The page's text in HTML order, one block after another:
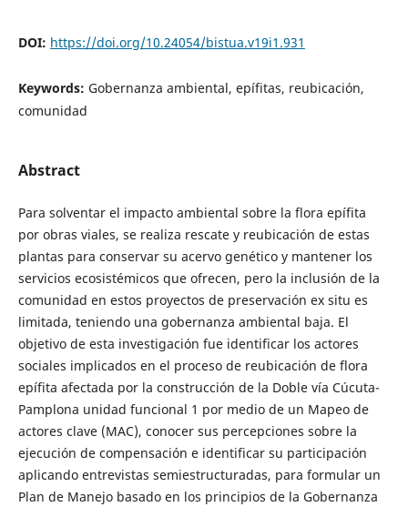
DOI: https://doi.org/10.24054/bistua.v19i1.931
Keywords: Gobernanza ambiental, epífitas, reubicación,
comunidad
Abstract
Para solventar el impacto ambiental sobre la flora epífita
por obras viales, se realiza rescate y reubicación de estas
plantas para conservar su acervo genético y mantener los
servicios ecosistémicos que ofrecen, pero la inclusión de la
comunidad en estos proyectos de preservación ex situ es
limitada, teniendo una gobernanza ambiental baja. El
objetivo de esta investigación fue identificar los actores
sociales implicados en el proceso de reubicación de flora
epífita afectada por la construcción de la Doble vía Cúcuta-
Pamplona unidad funcional 1 por medio de un Mapeo de
actores clave (MAC), conocer sus percepciones sobre la
ejecución de compensación e identificar su participación
aplicando entrevistas semiestructuradas, para formular un
Plan de Manejo basado en los principios de la Gobernanza